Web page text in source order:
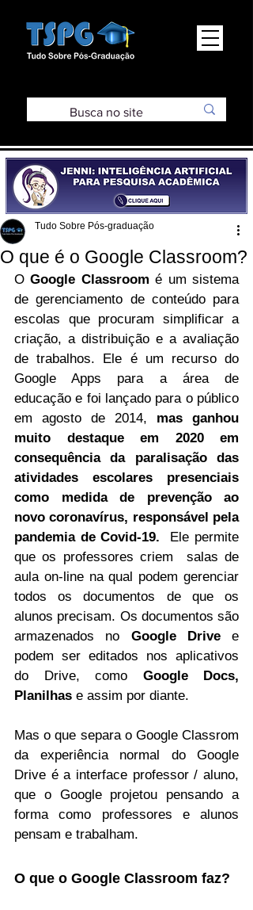
O que é o Google Classroom?
Tudo Sobre Pós-graduação
O Google Classroom é um sistema
de gerenciamento de conteúdo para
escolas que procuram simplificar a
criação, a distribuição e a avaliação
de trabalhos. Ele é um recurso do
Google Apps para a área de
educação e foi lançado para o público
em agosto de 2014, mas ganhou
muito destaque em 2020 em
consequência da paralisação das
atividades escolares presenciais
como medida de prevenção ao
novo coronavírus, responsável pela
pandemia de Covid-19.
Ele permite
que os professores criem  salas de
aula on-line na qual podem gerenciar
todos os documentos de que os
alunos precisam. Os documentos são
armazenados no Google Drive e
podem ser editados nos aplicativos
do Drive, como Google Docs,
Planilhas e assim por diante.
Mas o que separa o Google Classrom
da experiência normal do Google
Drive é a interface professor / aluno,
que o Google projetou pensando a
forma como professores e alunos
pensam e trabalham.
O que o Google Classroom faz?